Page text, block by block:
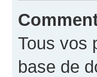
Tous vos
base de